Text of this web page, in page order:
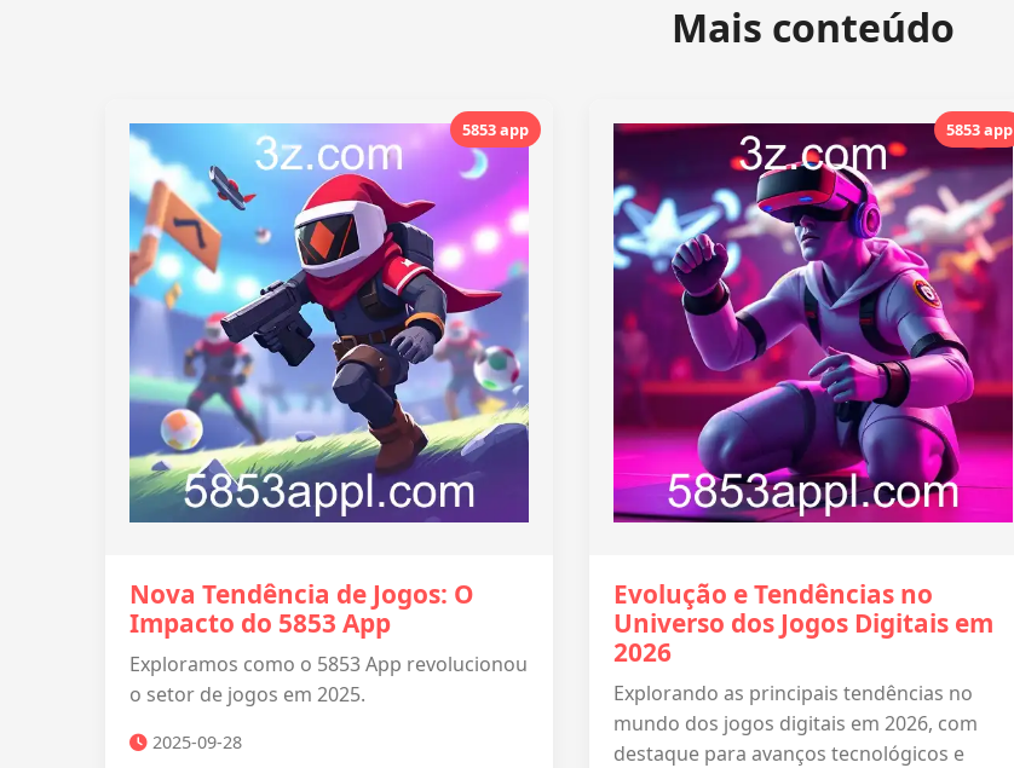
Mais conteúdo
5853 app
Nova Tendência de Jogos: O
Impacto do 5853 App
Exploramos como o 5853 App revolucionou
o setor de jogos em 2025.
2025-09-28
5853 app
Evolução e Tendências no
Universo dos Jogos Digitais em
2026
Explorando as principais tendências no
mundo dos jogos digitais em 2026, com
destaque para avanços tecnológicos e